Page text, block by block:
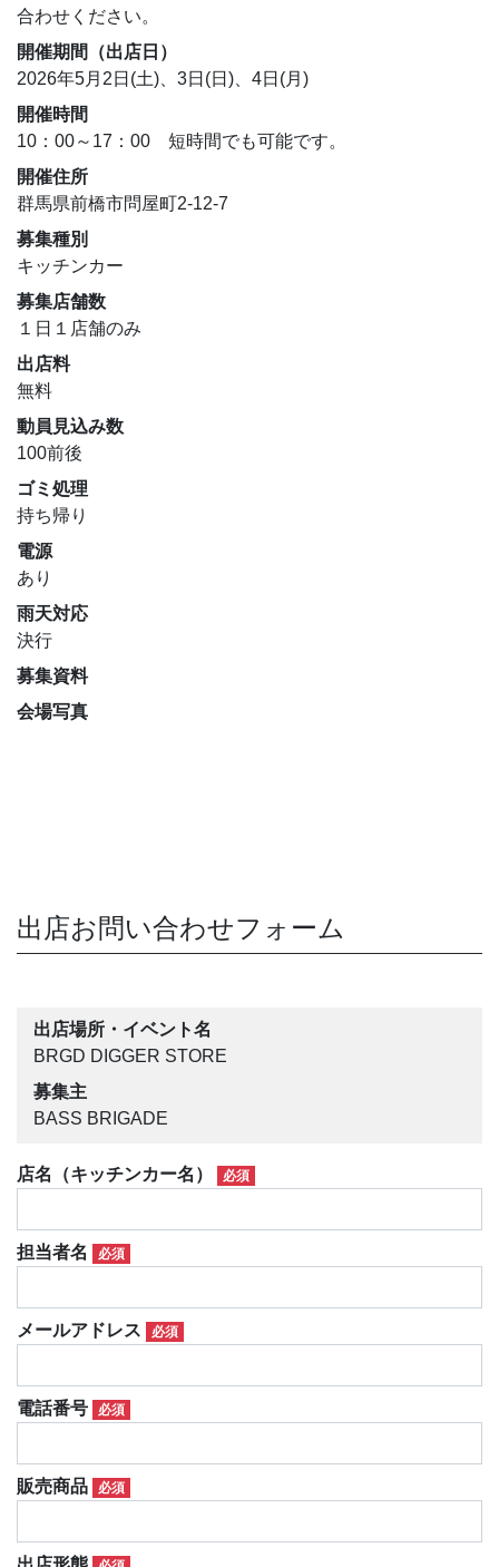
合わせください。
開催期間（出店日）
2026年5月2日(土)、3日(日)、4日(月)
開催時間
10：00～17：00 短時間でも可能です。
開催住所
群馬県前橋市問屋町2-12-7
募集種別
キッチンカー
募集店舗数
１日１店舗のみ
出店料
無料
動員見込み数
100前後
ゴミ処理
持ち帰り
電源
あり
雨天対応
決行
募集資料
会場写真
出店お問い合わせフォーム
出店場所・イベント名
BRGD DIGGER STORE
募集主
BASS BRIGADE
店名（キッチンカー名） 必須
担当者名 必須
メールアドレス 必須
電話番号 必須
販売商品 必須